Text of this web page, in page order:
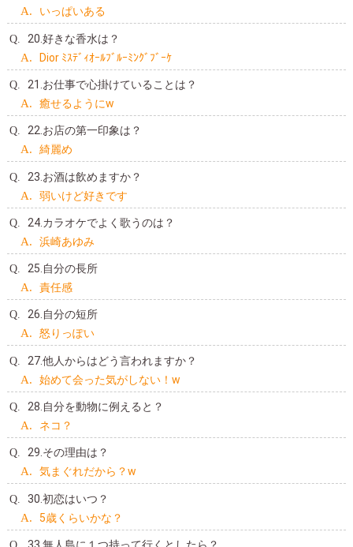
いっぱいある
20.好きな香水は？
Dior ﾐｽﾃﾞｨｵｰﾙﾌﾞﾙｰﾐﾝｸﾞﾌﾞｰｹ
21.お仕事で心掛けていることは？
癒せるようにw
22.お店の第一印象は？
綺麗め
23.お酒は飲めますか？
弱いけど好きです
24.カラオケでよく歌うのは？
浜崎あゆみ
25.自分の長所
責任感
26.自分の短所
怒りっぽい
27.他人からはどう言われますか？
始めて会った気がしない！w
28.自分を動物に例えると？
ネコ？
29.その理由は？
気まぐれだから？w
30.初恋はいつ？
5歳くらいかな？